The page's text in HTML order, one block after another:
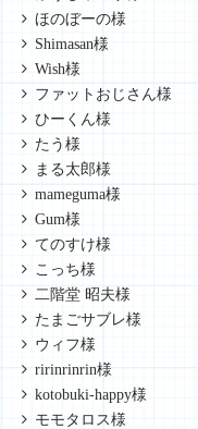
ほのぼーの様
Shimasan様
Wish様
ファットおじさん様
ひーくん様
たう様
まる太郎様
mameguma様
Gum様
てのすけ様
こっち様
二階堂 昭夫様
たまごサブレ様
ウィフ様
ririnrinrin様
kotobuki-happy様
モモタロス様